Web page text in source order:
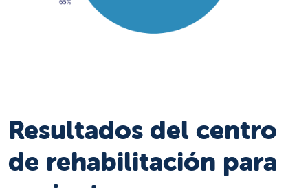
Resultados del centro
de rehabilitación para